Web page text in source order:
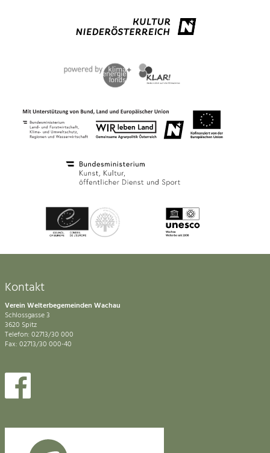
Kontakt
Verein Welterbegemeinden Wachau
Schlossgasse 3
3620 Spitz
Telefon: 02713/30 000
Fax: 02713/30 000-40